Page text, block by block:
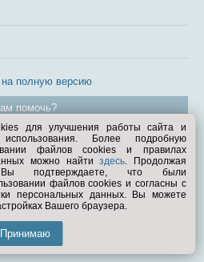
на полную версию
помочь?
1998—2026
для улучшения работы сайта и
Более подробную
файлов cookies и правилах
можно найтиздесь. Продолжая
Вы подтверждаете, что были
файлов cookies и согласны с
персональных данных. Вы можете
Вашего браузера.
Принимаю